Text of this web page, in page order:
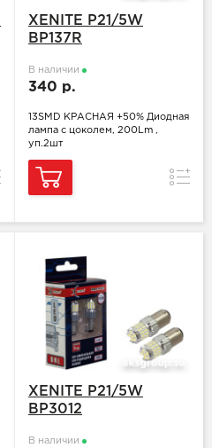
XENITE P21/5W
BP137R
В наличии
340 р.
13SMD КРАСНАЯ +50% Диодная
лампа с цоколем, 200Lm ,
уп.2шт
XENITE P21/5W
BP3012
В наличии